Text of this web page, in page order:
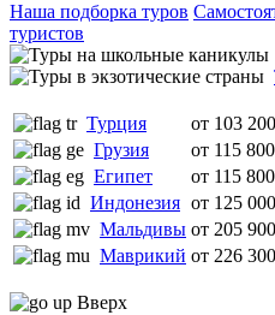
Наша подборка туров
туристов
Турция
от 103 200
Грузия
от 115 800
Египет
от 115 800
Индонезия от 125 000
Мальдивы от 205 900
Маврикий от 226 300
Вверх